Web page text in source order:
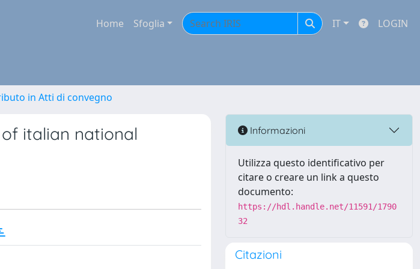
Home Sfoglia IT LOGIN
in Atti di convegno
italian national
Informazioni
Utilizza questo identificativo per
citare o creare un link a questo
documento:
https://hdl.handle.net/11591/1790
32
Citazioni